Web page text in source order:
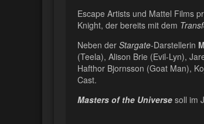
Escape Artists und Mattel Films
Knight, der bereits mit dem
Neben der Stargate-Darstellerin
(Teela), Alison Brie (Evil-Lyn),
Hafthor Bjornsson (Goat Man),
Cast.
Masters of the Universe soll im